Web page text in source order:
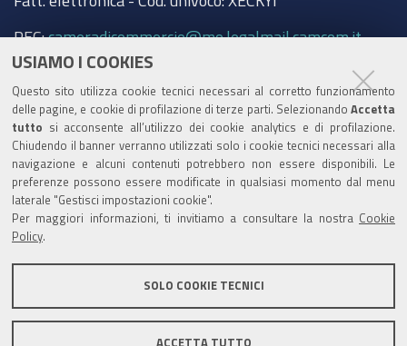
USIAMO I COOKIES
Questo sito utilizza cookie tecnici necessari al corretto funzionamento
delle pagine, e cookie di profilazione di terze parti. Selezionando Accetta
tutto si acconsente all’utilizzo dei cookie analytics e di profilazione.
Chiudendo il banner verranno utilizzati solo i cookie tecnici necessari alla
navigazione e alcuni contenuti potrebbero non essere disponibili. Le
preferenze possono essere modificate in qualsiasi momento dal menu
laterale "Gestisci impostazioni cookie".
Per maggiori informazioni, ti invitiamo a consultare la nostra Cookie
Policy
SOLO COOKIE TECNICI
ACCETTA TUTTO
PEC:cameradicommercio@mo.legalmail.camcom.it
Trasparenza
Amministrazione trasparente
Albo Camerale
Pubblicità Legale
Area riservata Amministratori